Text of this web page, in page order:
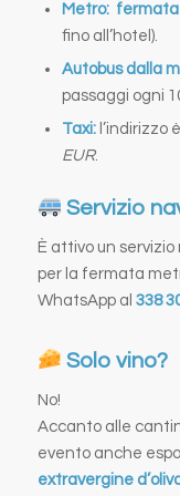
Metro: fermata
fino all’hotel).
Autobus dalla
passaggi ogni
Taxi:l’indirizzo è
EUR.
Servizio
È attivo un
per la fermata
WhatsApp al 338
Solo vino?
No!
Accanto alle
evento anche
extravergine